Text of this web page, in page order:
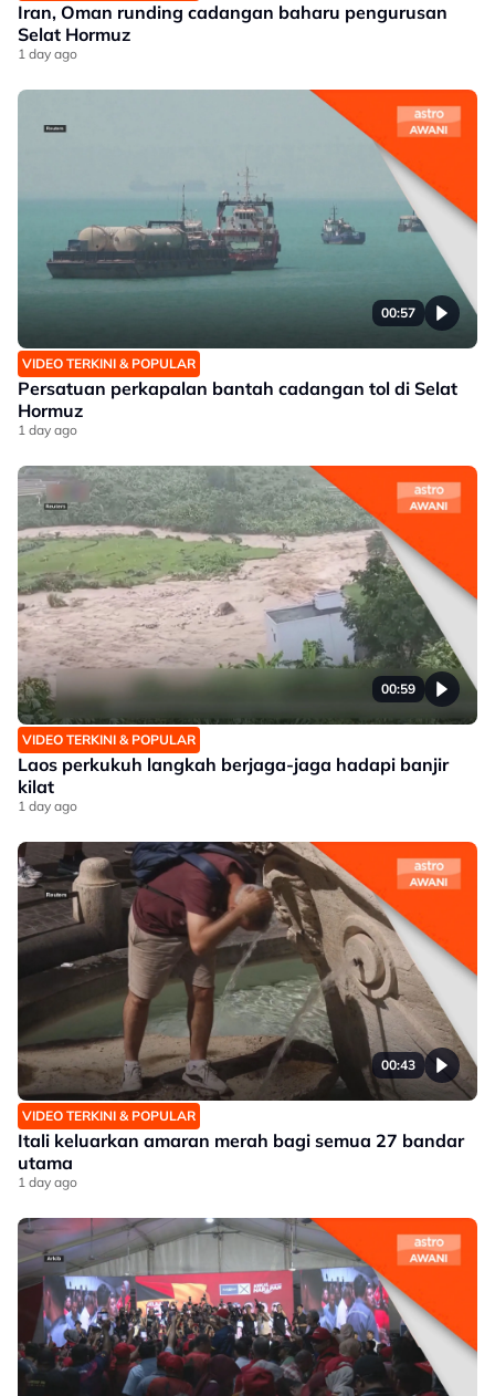
Iran, Oman runding cadangan baharu pengurusan
Selat Hormuz
1 day ago
00:57
VIDEO TERKINI & POPULAR
Persatuan perkapalan bantah cadangan tol di Selat
Hormuz
1 day ago
00:59
VIDEO TERKINI & POPULAR
Laos perkukuh langkah berjaga-jaga hadapi banjir
kilat
1 day ago
00:43
VIDEO TERKINI & POPULAR
Itali keluarkan amaran merah bagi semua 27 bandar
utama
1 day ago